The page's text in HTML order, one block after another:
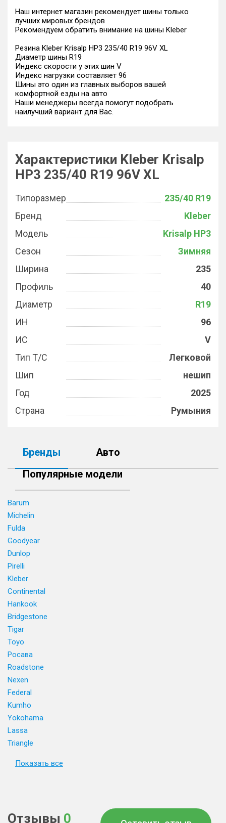
Наш интернет магазин рекомендует шины только
лучших мировых брендов
Рекомендуем обратить внимание на шины Kleber
Резина Kleber Krisalp HP3 235/40 R19 96V XL
Диаметр шины R19
Индекс скорости у этих шин V
Индекс нагрузки составляет 96
Шины это один из главных выборов вашей
комфортной езды на авто
Наши менеджеры всегда помогут подобрать
наилучший вариант для Вас.
Характеристики Kleber Krisalp
HP3 235/40 R19 96V XL
Типоразмер
235/40 R19
Бренд
Kleber
Модель
Krisalp HP3
Сезон
Зимняя
Ширина
235
Профиль
40
Диаметр
R19
ИН
96
ИС
V
Тип Т/С
Легковой
Шип
нешип
Год
2025
Страна
Румыния
Бренды
Авто
Популярные модели
Barum
Michelin
Fulda
Goodyear
Dunlop
Pirelli
Kleber
Continental
Hankook
Bridgestone
Tigar
Toyo
Росава
Roadstone
Nexen
Federal
Kumho
Yokohama
Lassa
Triangle
Показать все
Отзывы 0